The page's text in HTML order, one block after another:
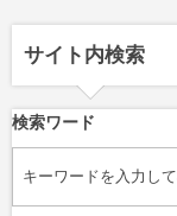
サイト内検索
検索ワード